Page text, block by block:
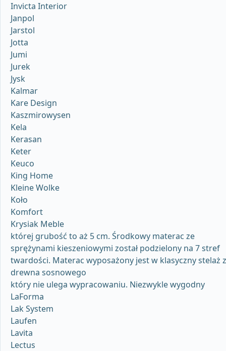
Invicta Interior
Janpol
Jarstol
Jotta
Jumi
Jurek
Jysk
Kalmar
Kare Design
Kaszmirowysen
Kela
Kerasan
Keter
Keuco
King Home
Kleine Wolke
Koło
Komfort
Krysiak Meble
której grubość to aż 5 cm. Środkowy materac ze
sprężynami kieszeniowymi został podzielony na 7 stref
twardości. Materac wyposażony jest w klasyczny stelaż z
drewna sosnowego
który nie ulega wypracowaniu. Niezwykle wygodny
LaForma
Lak System
Laufen
Lavita
Lectus